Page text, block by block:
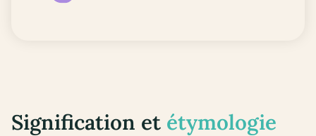
Signification et étymologie